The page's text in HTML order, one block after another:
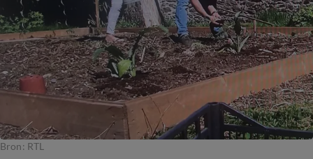
Bron: RTL